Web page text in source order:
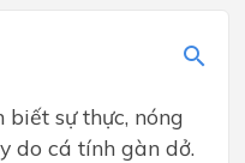
biết sự thực, nóng
do cá tính gàn dở.